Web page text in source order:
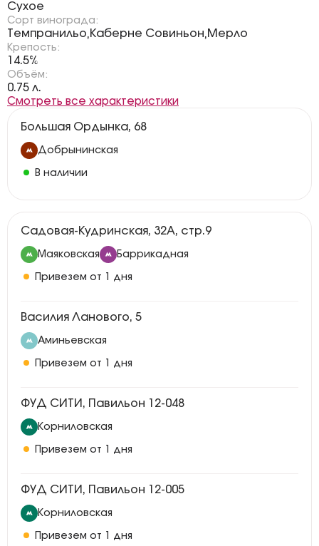
Сухое
Сорт винограда:
Темпранильо,Каберне Совиньон,Мерло
Крепость:
14.5%
Объём:
0.75 л.
Смотреть все характеристики
Большая Ордынка, 68
Добрынинская
В наличии
Садовая-Кудринская, 32А, стр.9
Маяковская Баррикадная
Привезем от 1 дня
Василия Ланового, 5
Аминьевская
Привезем от 1 дня
ФУД СИТИ, Павильон 12-048
Корниловская
Привезем от 1 дня
ФУД СИТИ, Павильон 12-005
Корниловская
Привезем от 1 дня